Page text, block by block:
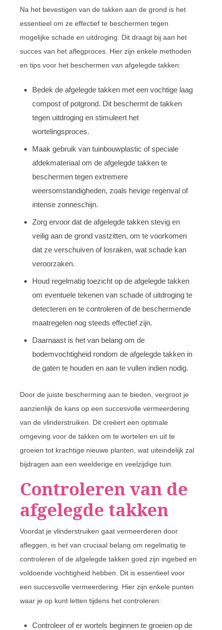
Na het bevestigen van de takken aan de grond is het
essentieel om ze effectief te beschermen tegen
mogelijke schade en uitdroging. Dit draagt bij aan het
succes van het aflegproces. Hier zijn enkele methoden
en tips voor het beschermen van afgelegde takken:
Bedek de afgelegde takken met een vochtige laag
compost of potgrond. Dit beschermt de takken
tegen uitdroging en stimuleert het
wortelingsproces.
Maak gebruik van tuinbouwplastic of speciale
afdekmateriaal om de afgelegde takken te
beschermen tegen extremere
weersomstandigheden, zoals hevige regenval of
intense zonneschijn.
Zorg ervoor dat de afgelegde takken stevig en
veilig aan de grond vastzitten, om te voorkomen
dat ze verschuiven of losraken, wat schade kan
veroorzaken.
Houd regelmatig toezicht op de afgelegde takken
om eventuele tekenen van schade of uitdroging te
detecteren en te controleren of de beschermende
maatregelen nog steeds effectief zijn.
Daarnaast is het van belang om de
bodemvochtigheid rondom de afgelegde takken in
de gaten te houden en aan te vullen indien nodig.
Door de juiste bescherming aan te bieden, vergroot je
aanzienlijk de kans op een succesvolle vermeerdering
van de vlinderstruiken. Dit creëert een optimale
omgeving voor de takken om te wortelen en uit te
groeien tot krachtige nieuwe planten, wat uiteindelijk zal
bijdragen aan een weelderige en veelzijdige tuin.
Controleren van de
afgelegde takken
Voordat je vlinderstruiken gaat vermeerderen door
afleggen, is het van cruciaal belang om regelmatig te
controleren of de afgelegde takken goed zijn ingebed en
voldoende vochtigheid hebben. Dit is essentieel voor
een succesvolle vermeerdering. Hier zijn enkele punten
waar je op kunt letten tijdens het controleren:
Controleer of er wortels beginnen te groeien op de